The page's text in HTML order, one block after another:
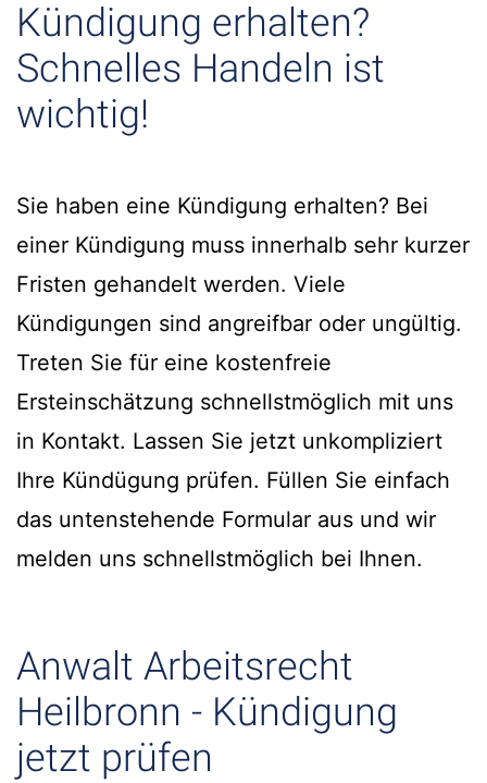
Kündigung erhalten?
Schnelles Handeln ist
wichtig!
Sie haben eine Kündigung erhalten? Bei
einer Kündigung muss innerhalb sehr kurzer
Fristen gehandelt werden. Viele
Kündigungen sind angreifbar oder ungültig.
Treten Sie für eine kostenfreie
Ersteinschätzung schnellstmöglich mit uns
in Kontakt. Lassen Sie jetzt unkompliziert
Ihre Kündügung prüfen. Füllen Sie einfach
das untenstehende Formular aus und wir
melden uns schnellstmöglich bei Ihnen.
Anwalt Arbeitsrecht
Heilbronn - Kündigung
jetzt prüfen